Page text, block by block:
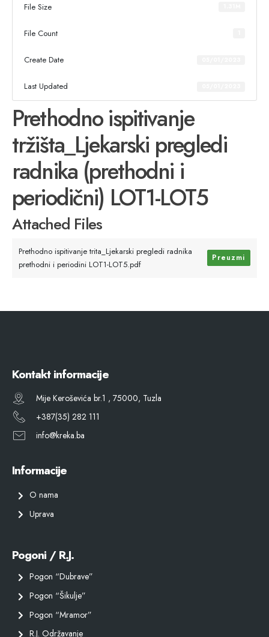
File Size
File Count
Create Date
Last Updated
Prethodno ispitivanje
tržišta_Ljekarski pregledi
radnika (prethodni i
periodični) LOT1-LOT5
Attached Files
Prethodno ispitivanje trita_Ljekarski pregledi radnika
prethodni i periodini LOT1-LOT5.pdf
Preuzmi
Kontakt informacije
Mije Keroševića br.1 , 75000, Tuzla
+387(35) 282 111
info@kreka.ba
Informacije
O nama
Uprava
Pogoni / R.J.
Pogon “Dubrave”
Pogon “Šikulje”
Pogon “Mramor”
R.J. Održavanje